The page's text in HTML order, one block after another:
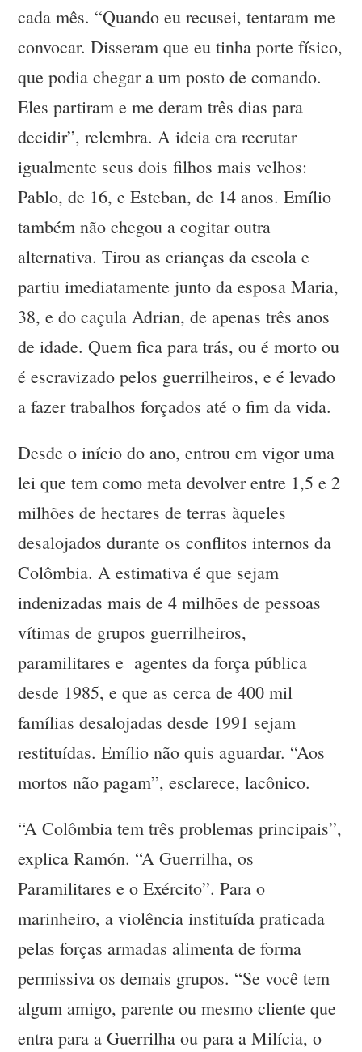
cada mês. “Quando eu recusei, tentaram me
convocar. Disseram que eu tinha porte físico,
que podia chegar a um posto de comando.
Eles partiram e me deram três dias para
decidir”, relembra. A ideia era recrutar
igualmente seus dois filhos mais velhos:
Pablo, de 16, e Esteban, de 14 anos. Emílio
também não chegou a cogitar outra
alternativa. Tirou as crianças da escola e
partiu imediatamente junto da esposa Maria,
38, e do caçula Adrian, de apenas três anos
de idade. Quem fica para trás, ou é morto ou
é escravizado pelos guerrilheiros, e é levado
a fazer trabalhos forçados até o fim da vida.
Desde o início do ano, entrou em vigor uma
lei que tem como meta devolver entre 1,5 e 2
milhões de hectares de terras àqueles
desalojados durante os conflitos internos da
Colômbia. A estimativa é que sejam
indenizadas mais de 4 milhões de pessoas
vítimas de grupos guerrilheiros,
paramilitares e agentes da força pública
desde 1985, e que as cerca de 400 mil
famílias desalojadas desde 1991 sejam
restituídas. Emílio não quis aguardar. “Aos
mortos não pagam”, esclarece, lacônico.
“A Colômbia tem três problemas principais”,
explica Ramón. “A Guerrilha, os
Paramilitares e o Exército”. Para o
marinheiro, a violência instituída praticada
pelas forças armadas alimenta de forma
permissiva os demais grupos. “Se você tem
algum amigo, parente ou mesmo cliente que
entra para a Guerrilha ou para a Milícia, o